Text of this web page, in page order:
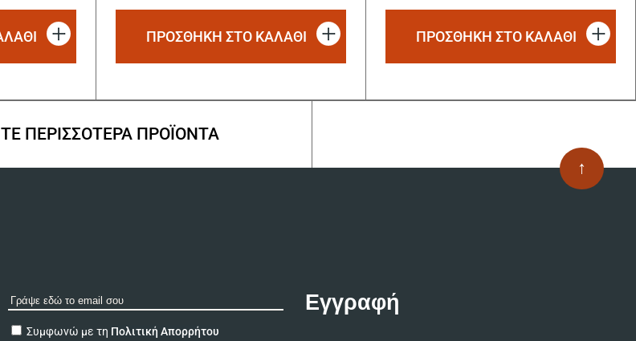
ΠΡΟΣΘΗΚΗ ΣΤΟ ΚΑΛΑΘΙ ΠΡΟΣΘΗΚΗ ΣΤΟ ΚΑΛΑΘΙ
ΠΕΡΙΣΣΟΤΕΡΑ ΠΡΟΪΟΝΤΑ
↑
Συμφωνώ με τη Πολιτική Απορρήτου